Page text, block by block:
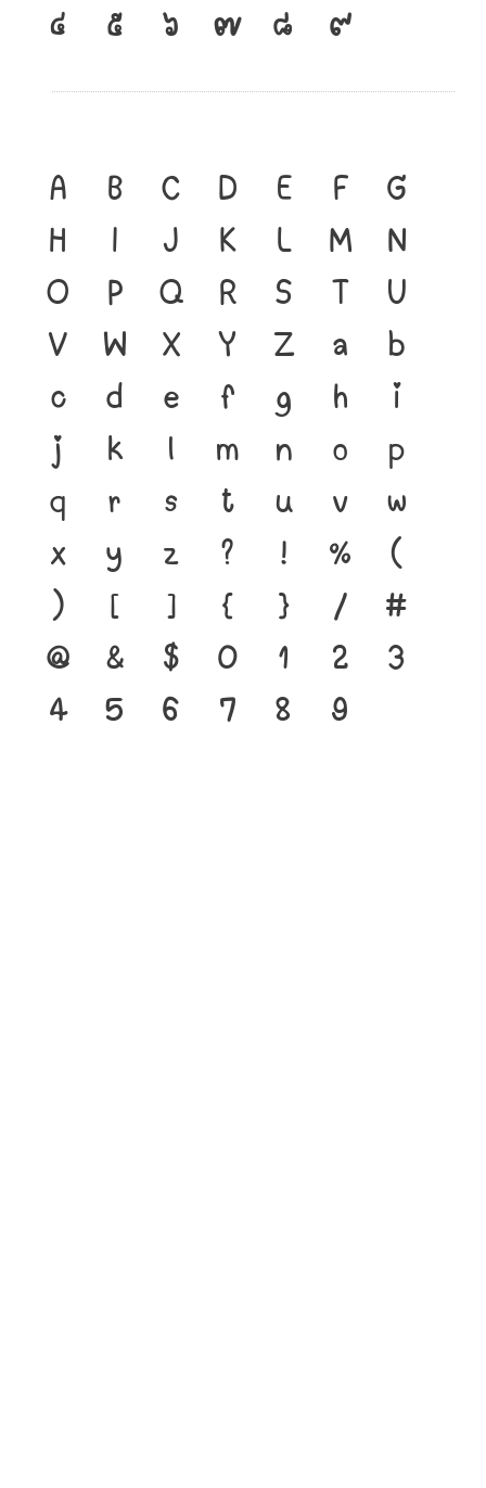
๔
๕ ๖ ๗ ๘ ๙
A B C D E F
G
H
I J K L M
N
O
P Q R S T
U
V
W X Y Z a
b
c
d e f g h
i
j
k l m n o
p
q
r s t u v
w
x
y z ? ! %
(
)
[ ] { } /
#
@
& $ 0 1 2
3
4
5 6 7 8 9